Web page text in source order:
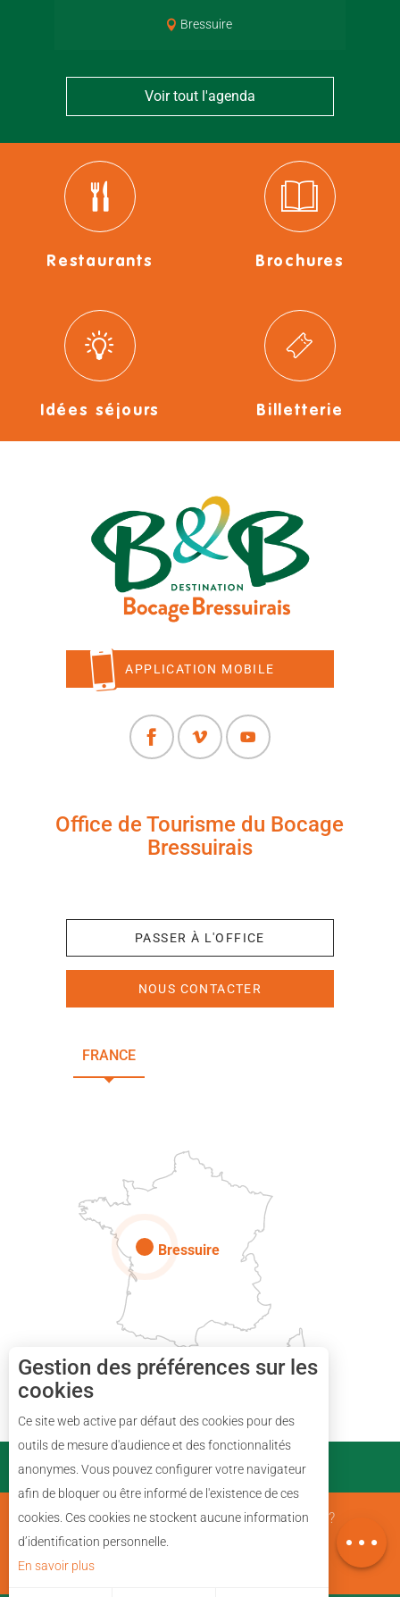
Tarifs
Carte
Bressuire
Voir tout l'agenda
Restaurants Brochures
Idées séjours Billetterie
APPLICATION MOBILE
Office de Tourisme du Bocage
Bressuirais
PASSER À L'OFFICE
NOUS CONTACTER
FRANCE
Bressuire
PARTENAIRES
Mentions Légales Qui sommes nous ?
Gestion des préférences sur les
cookies
Ce site web active par défaut des cookies pour des
outils de mesure d'audience et des fonctionnalités
anonymes. Vous pouvez configurer votre navigateur
afin de bloquer ou être informé de l'existence de ces
cookies. Ces cookies ne stockent aucune information
d’identification personnelle.
En savoir plus